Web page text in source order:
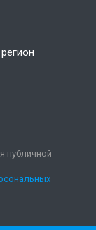
публичной